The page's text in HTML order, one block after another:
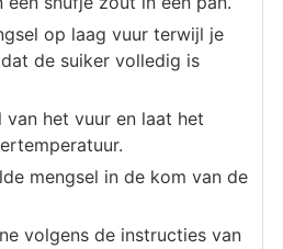
op laag vuur terwijl je
de suiker volledig is
van het vuur en laat het
mengsel in de kom van de
volgens de instructies van